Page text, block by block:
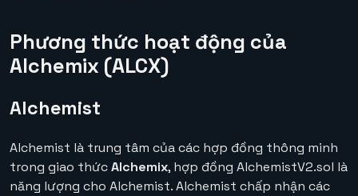
Phương thức hoạt động của
Alchemix (ALCX)
Alchemist
Alchemist là trung tâm của các hợp đồng thông minh
trong giao thứcAlchemix, hợp đồng AlchemistV2.sol là
năng lượng cho Alchemist. Alchemist chấp nhận các